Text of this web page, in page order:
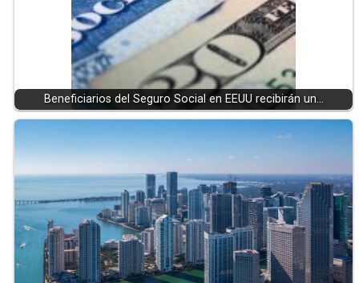
Beneficiarios del Seguro Social en EEUU recibirán un…